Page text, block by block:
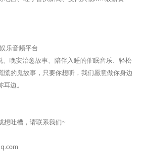
乐音频平台
、晚安治愈故事、陪伴入睡的催眠音乐、轻松
慌的鬼故事，只要你想听，我们愿意做你身边
边。
想吐槽，请联系我们~